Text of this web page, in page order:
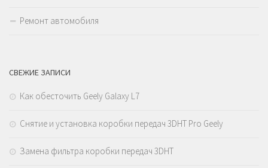
Ремонт автомобиля
СВЕЖИЕ ЗАПИСИ
Как обесточить Geely Galaxy L7
Снятие и установка коробки передач 3DHT Pro Geely
Замена фильтра коробки передач 3DHT